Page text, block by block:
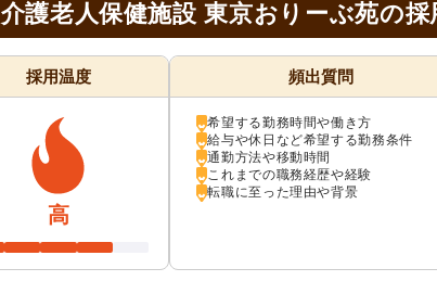
介護老人保健施設 東京おりーぶ苑の採
採用温度
高
頻出質問
希望する勤務時間や働き方
給与や休日など希望する勤務条件
通勤方法や移動時間
これまでの職務経歴や経験
転職に至った理由や背景